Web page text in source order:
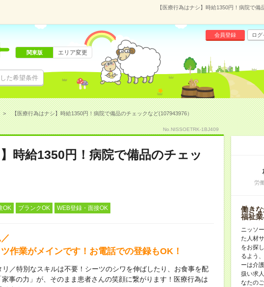
【医療行為はナシ】時給1350円！病院で
た希望条件
会員登録 ログ
関東版 エリア変更
【医療行為はナシ】時給1350円！病院で備品のチェックなど(107943976）
No.NISSOETRK-1BJ409
時給1350円！病院で備品のチェッ
OK ブランクOK WEB登録・面接OK
作業がメインです！お電話での登録もOK！
／特別なスキルは不要！シーツのシワを伸ばしたり、お食事を配
事の力」が、そのまま患者さんの笑顔に繋がります！医療行為は
労
働き
福祉
ニッソ
た人材
をお探
るよう
ーは介
扱い求
なたの